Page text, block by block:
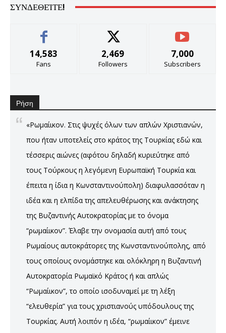
ΣΥΝΔΕΘΕΊΤΕ!
14,583
Fans
2,469
Followers
7,000
Subscribers
Ρήση
«Ρωμαίικον. Στις ψυχές όλων των απλών Χριστιανών,
που ήταν υποτελείς στο κράτος της Τουρκίας εδώ και
τέσσερις αιώνες (αφότου δηλαδή κυριεύτηκε από
τους Τούρκους η λεγόμενη Ευρωπαϊκή Τουρκία και
έπειτα η ίδια η Κωνσταντινούπολη) διαφυλασσόταν η
ιδέα και η ελπίδα της απελευθέρωσης και ανάκτησης
της Βυζαντινής Αυτοκρατορίας με το όνομα
“ρωμαίικον”. Έλαβε την ονομασία αυτή από τους
Ρωμαίους αυτοκράτορες της Κωνσταντινούπολης, από
τους οποίους ονομάστηκε και ολόκληρη η Βυζαντινή
Αυτοκρατορία Ρωμαϊκό Κράτος ή και απλώς
“Ρωμαίικον”, το οποίο ισοδυναμεί με τη λέξη
“ελευθερία” για τους χριστιανούς υπόδουλους της
Τουρκίας. Αυτή λοιπόν η ιδέα, “ρωμαίικον” έμεινε